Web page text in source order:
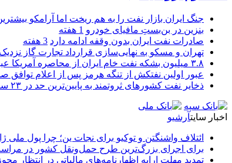
جنگ ایران بازار نفت را به هم ریخت اما آرامکو
بنزین در بن‌بستِ مافیای خودرو 1 هفته
صادرات نفت ایران بدون وقفه ادامه دارد 3 هفته
تهران و مسکو به نهایی‌سازی قرارداد تجارت گاز
۳.۸ میلیون بشکه نفت خام ایران از محاصره آمریکا عبور کرد
عبور اولین نفتکش از تنگه هرمز پس از اعلام توافق
ذخایر نفت کشورهای ثروتمند به پایین‌ترین حد در ۲۳ سال گذشته رسید
اخبار سایتآرشیو
ائتلاف واشنگتن و توکیو برای نجات ین؛ چرا پول
برای اجرای بزرگ‌ترین طرح حمل‌ونقل کشور در مراسم
تمدید مهلت ارایه اظهارنامه‌های مالیاتی در انتظار